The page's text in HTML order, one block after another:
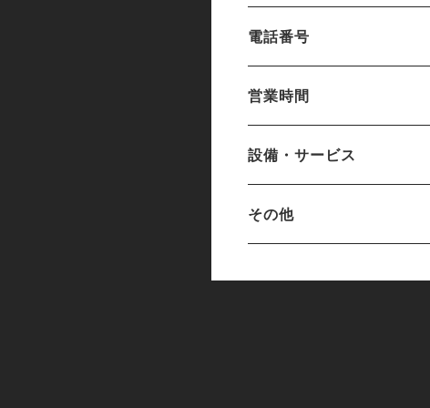
電話番号
営業時間
設備・サービス
その他